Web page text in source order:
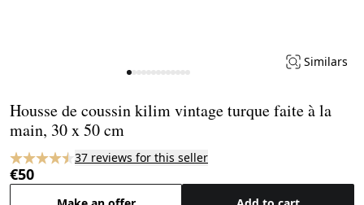
Similars
Housse de coussin kilim vintage turque faite à la
main, 30 x 50 cm
37 reviews for this seller
€50